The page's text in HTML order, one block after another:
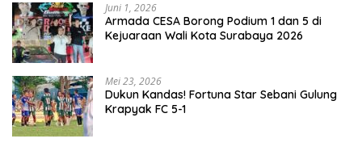
Juni 1, 2026
Armada CESA Borong Podium 1 dan 5 di
Kejuaraan Wali Kota Surabaya 2026
Mei 23, 2026
Dukun Kandas! Fortuna Star Sebani Gulung
Krapyak FC 5-1